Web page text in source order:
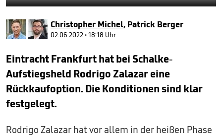
Christopher Michel, Patrick Berger
02.06.2022 • 18:18 Uhr
Eintracht Frankfurt hat bei Schalke-
Aufstiegsheld Rodrigo Zalazar eine
Rückkaufoption. Die Konditionen sind klar
festgelegt.
Rodrigo Zalazar hat vor allem in der heißen Phase